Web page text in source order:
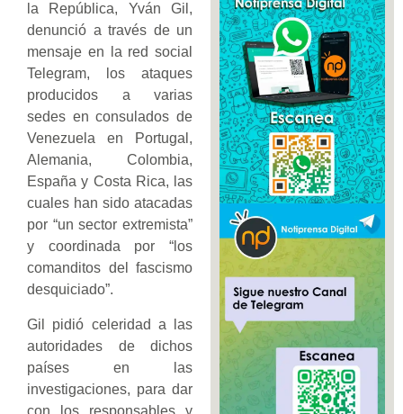
la República, Yván Gil,
denunció a través de un
mensaje en la red social
Telegram, los ataques
producidos a varias
sedes en consulados de
Venezuela en Portugal,
Alemania, Colombia,
España y Costa Rica, las
cuales han sido atacadas
por “un sector extremista”
y coordinada por “los
comanditos del fascismo
desquiciado”.
Gil pidió celeridad a las
autoridades de dichos
países en las
investigaciones, para dar
con los responsables y